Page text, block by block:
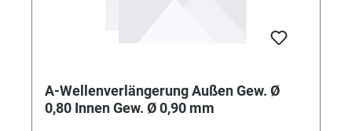
A-Wellenverlängerung Außen Gew. Ø
0,80 Innen Gew. Ø 0,90 mm